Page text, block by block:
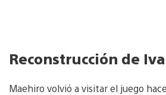
Reconstrucción de
Maehiro volvió a visitar el juego